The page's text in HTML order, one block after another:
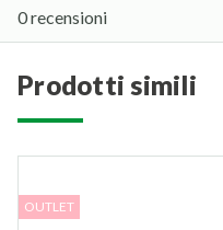
0 recensioni
prodotti simili
OUTLET